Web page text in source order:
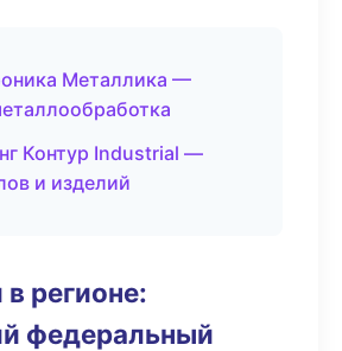
Металлика —
Контур Industrial —
и изделий
регионе:
федеральный